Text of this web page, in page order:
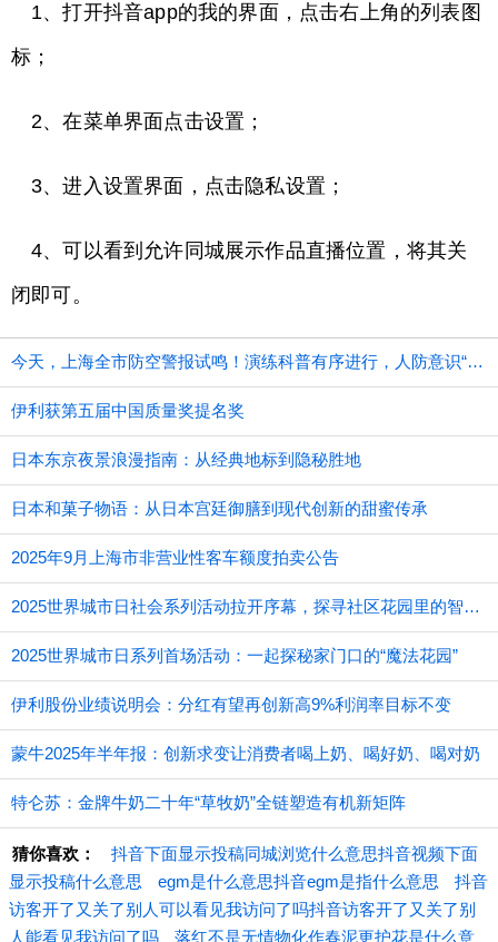
1、打开抖音app的我的界面，点击右上角的列表图
标；
2、在菜单界面点击设置；
3、进入设置界面，点击隐私设置；
4、可以看到允许同城展示作品直播位置，将其关
闭即可。
今天，上海全市防空警报试鸣！演练科普有序进行，人防意识“声入人心”
伊利获第五届中国质量奖提名奖
日本东京夜景浪漫指南：从经典地标到隐秘胜地
日本和菓子物语：从日本宫廷御膳到现代创新的甜蜜传承
2025年9月上海市非营业性客车额度拍卖公告
2025世界城市日社会系列活动拉开序幕，探寻社区花园里的智慧应用
2025世界城市日系列首场活动：一起探秘家门口的“魔法花园”
伊利股份业绩说明会：分红有望再创新高9%利润率目标不变
蒙牛2025年半年报：创新求变让消费者喝上奶、喝好奶、喝对奶
特仑苏：金牌牛奶二十年“草牧奶”全链塑造有机新矩阵
猜你喜欢：
抖音下面显示投稿同城浏览什么意思抖音视频下面
显示投稿什么意思
egm是什么意思抖音egm是指什么意思
抖音
访客开了又关了别人可以看见我访问了吗抖音访客开了又关了别
人能看见我访问了吗
落红不是无情物化作春泥更护花是什么意